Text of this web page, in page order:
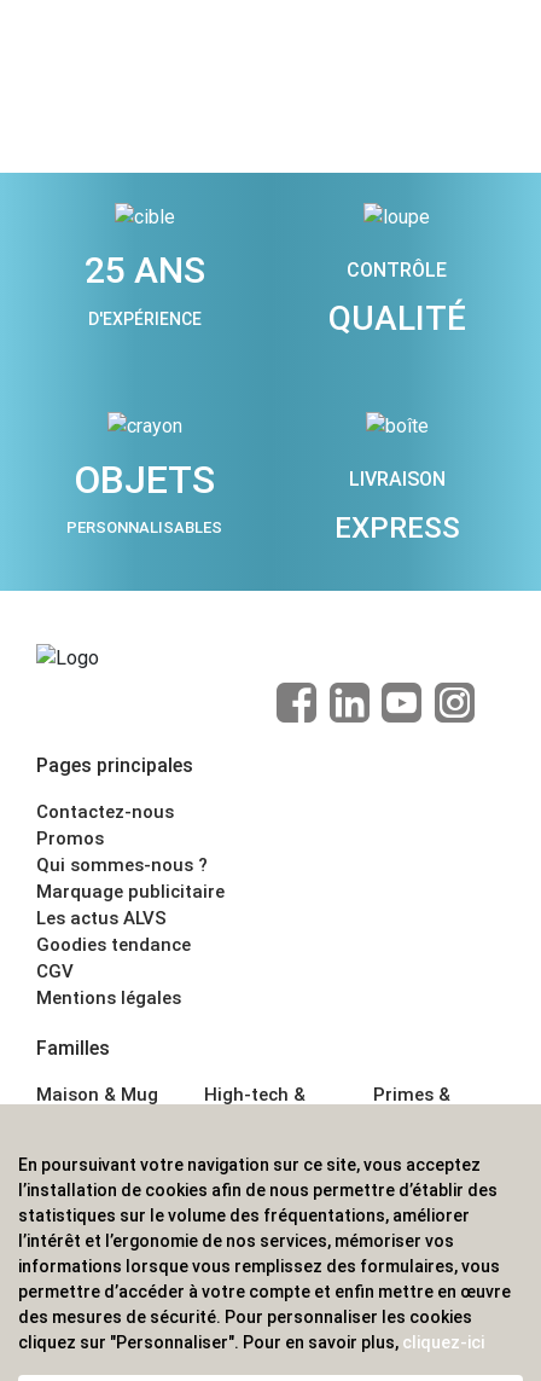
25 ANS
D'EXPÉRIENCE
CONTRÔLE
QUALITÉ
OBJETS
PERSONNALISABLES
LIVRAISON
EXPRESS
Pages principales
Contactez-nous
Promos
Qui sommes-nous ?
Marquage publicitaire
Les actus ALVS
Goodies tendance
CGV
Mentions légales
Familles
Maison & Mug
Écriture
Bagagerie sacs
High-tech &
Sport &
Outdoor
Enfant
Primes &
Boisson
Textile &
Casquette
Accessoires de
ALVS, fournisseur d'objets publicitaires, pour les
professionnels. Une implantation nationale, une
couverture internationale.
En poursuivant votre navigation sur ce site, vous acceptez
l’installation de cookies afin de nous permettre d’établir des
statistiques sur le volume des fréquentations, améliorer
l’intérêt et l’ergonomie de nos services, mémoriser vos
informations lorsque vous remplissez des formulaires, vous
permettre d’accéder à votre compte et enfin mettre en œuvre
des mesures de sécurité. Pour personnaliser les cookies
cliquez sur "Personnaliser". Pour en savoir plus, cliquez-ici